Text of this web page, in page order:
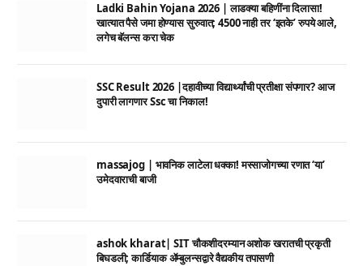
Ladki Bahin Yojana 2026 | लाडक्या बहिणींना दिलासा!
खात्यात पैसे जमा होण्यास सुरुवात; 4500 नाही तर ‘इतके’ रुपये आले,
लगेच बॅलन्स करा चेक
SSC Result 2026 |दहावीच्या विद्यार्थ्यांची प्रतीक्षा संपणार? आज
दुपारी लागणार Ssc चा निकाल!
massajog | भावनिक लाटेला धक्का! मस्साजोगच्या रणात ‘या’
उमेदवाराची बाजी
ashok kharat| SIT चौकशीदरम्यान अशोक खरातची प्रकृती
बिघडली; कार्डियाक ॲम्बुलन्सद्वारे वैद्यकीय तपासणी